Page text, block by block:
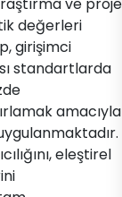
değerleri
girişimci
standartlarda
amacıyla
eleştirel